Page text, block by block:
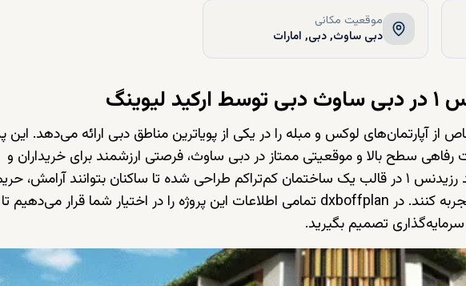
موقعیت مکانی
دبی ساوث, دبی, امارات
آپارتمان‌های لوکس و مبله را در یکی از پویاترین مناطق دبی ارائه می‌دهد. این
رفاهی سطح بالا و موقعیتی ممتاز در دبی ساوث، فرصتی ارزشمند برای خریداران و
سرمایه‌گذاران فراهم کرده است. ارکید رزیدنس ۱ در قالب یک ساختمان کم‌تراکم طراحی شده تا ساکنان بتوانند آرامش،
کنند. در dxboffplan تمامی اطلاعات این پروژه را در اختیار شما قرار می‌دهیم تا
سرمایه‌گذاری تصمیم بگیرید.